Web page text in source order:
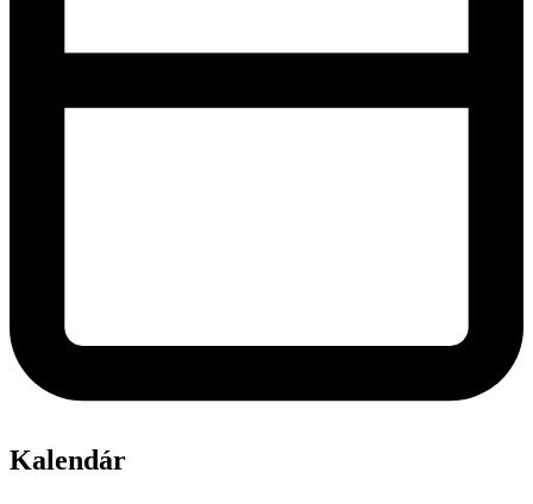
Kalendár